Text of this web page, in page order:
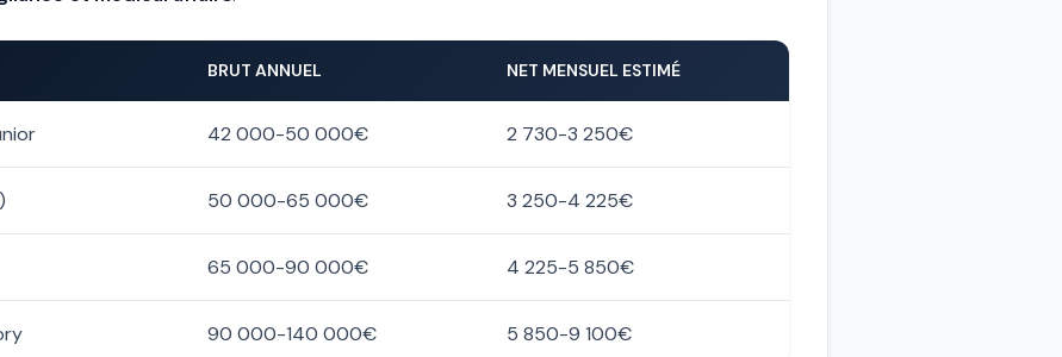
BRUT ANNUEL NET MENSUEL ESTIMÉ
42 000-50 000€ 2 730-3 250€
50 000-65 000€ 3 250-4 225€
65 000-90 000€ 4 225-5 850€
90 000-140 000€ 5 850-9 100€